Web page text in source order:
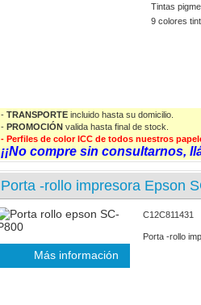
Tintas
9 colores
-TRANSPORTE incluido hasta su domicilio.
-PROMOCIÓN valida hasta final de stock.
- Perfiles de color ICC de todos nuestros
¡¡No compre sin consultarnos,
Porta -rollo impresora Epson
Más información
C12C811431
Porta -rollo